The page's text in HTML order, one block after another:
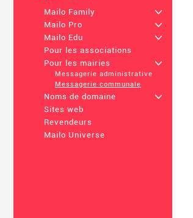
Mailo Family
+
Mailo Pro
+
Mailo Edu
+
Pour les associations
Pour les mairies
+
Messagerie administrative
Messagerie communale
Noms de domaine
+
Sites web
Revendeurs
Mailo Universe